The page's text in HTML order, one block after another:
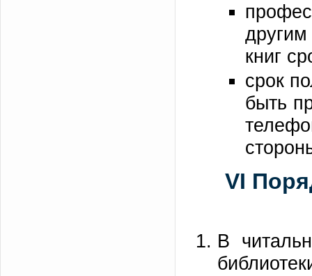
книг
срок
быть
VI
В